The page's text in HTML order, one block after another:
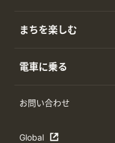
まちを楽しむ
電車に乗る
お問い合わせ
Global